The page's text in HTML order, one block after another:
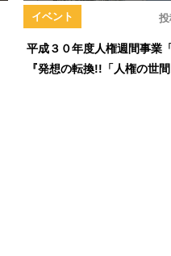
イベント
平成３０年度人権週間事業
『発想の転換!!「人権の世